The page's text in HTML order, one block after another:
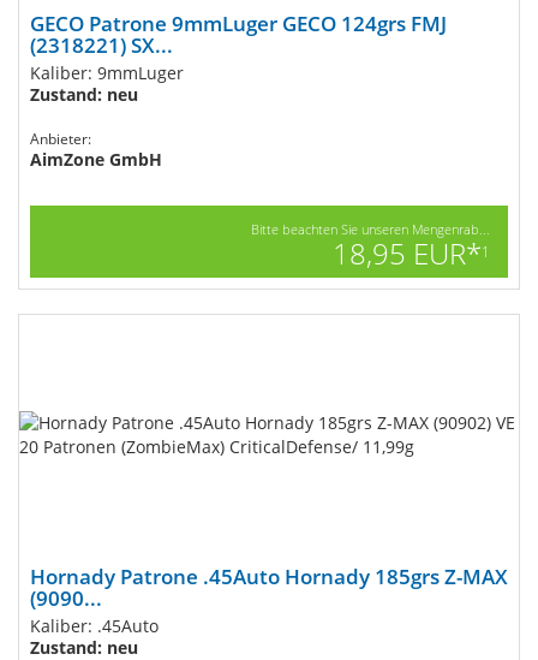
GECO Patrone 9mmLuger GECO 124grs FMJ
(2318221) SX...
Kaliber: 9mmLuger
Zustand: neu
Anbieter:
AimZone GmbH
Bitte beachten Sie unseren Mengenrab...
18,95 EUR*1
Hornady Patrone .45Auto Hornady 185grs Z-MAX
(9090...
Kaliber: .45Auto
Zustand: neu